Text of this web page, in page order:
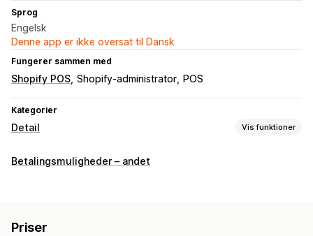
Sprog
Engelsk
Denne app er ikke oversat til Dansk
Fungerer sammen med
Shopify POS Shopify-administrator POS
Kategorier
Detail Vis funktioner
POS
Betalingsmuligheder – andet
Priser